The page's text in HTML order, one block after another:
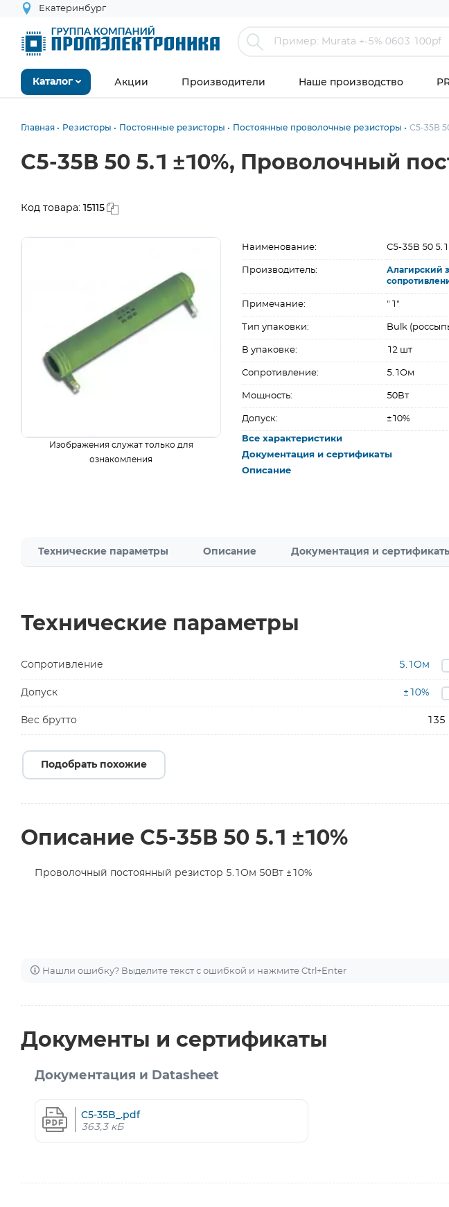
Екатеринбург
Каталог Акции Производители Наше производство
Главная Резисторы Постоянные резисторы Постоянные проволочные резисторы С5-35В
С5-35В 50 5.1 ±10%, Проволочный
Код товара: 15115
Изображения служат только для
ознакомления
Наименование: С5-35В 50 5.1
Производитель:
Алагирский
Примечание: "1"
Тип упаковки: Bulk
В упаковке: 12 шт
Сопротивление: 5.1Ом
Мощность: 50Вт
Допуск: ±10%
Все характеристики
Документация и сертификаты
Описание
Технические параметры Описание Документация и
Технические параметры
Сопротивление 5.1Ом
Допуск ±10%
Вес брутто 135
Подобрать похожие
Описание С5-35В 50 5.1 ±10%
Проволочный постоянный резистор 5.1Ом 50Вт ±10%
Нашли ошибку? Выделите текст с ошибкой и нажмите Ctrl+Enter
Документы и сертификаты
Документация и Datasheet
C5-35B_.pdf
363,3 кБ